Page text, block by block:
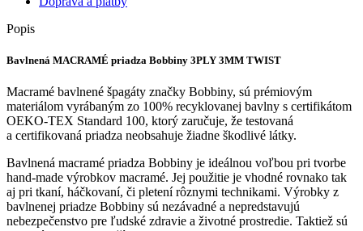
Popis
Bavlnená MACRAMÉ priadza Bobbiny 3PLY 3MM TWIST
Macramé bavlnené špagáty značky Bobbiny, sú prémiovým
materiálom vyrábaným zo 100% recyklovanej bavlny s certifikátom
OEKO-TEX Standard 100, ktorý zaručuje, že testovaná
a certifikovaná priadza neobsahuje žiadne škodlivé látky.
Bavlnená macramé priadza Bobbiny je ideálnou voľbou pri tvorbe
hand-made výrobkov macramé. Jej použitie je vhodné rovnako tak
aj pri tkaní, háčkovaní, či pletení rôznymi technikami. Výrobky z
bavlnenej priadze Bobbiny sú nezávadné a nepredstavujú
nebezpečenstvo pre ľudské zdravie a životné prostredie. Taktiež sú